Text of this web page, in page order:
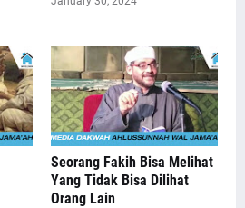
Seorang Fakih Bisa Melihat
Yang Tidak Bisa Dilihat
Orang Lain